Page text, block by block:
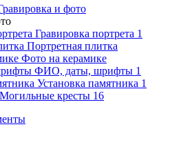
и фото
Гравировка портрета 1
Портретная плитка
Фото на керамике
ФИО, даты, шрифты 1
Установка памятника 1
Могильные кресты 16